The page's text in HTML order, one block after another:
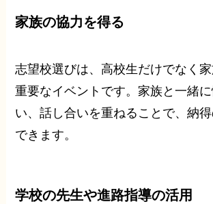
家族の協力を得る
志望校選びは、高校生だけでなく
重要なイベントです。家族と一緒
い、話し合いを重ねることで、納
できます。
学校の先生や進路指導の活用